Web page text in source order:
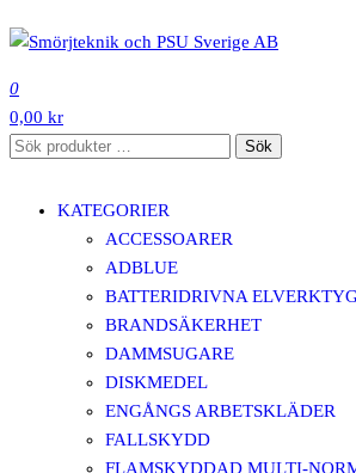
till
innehåll
0
0,00 kr
Sök
Sök
KATEGORIER
ACCESSOARER
ADBLUE
BATTERIDRIVNA
BRANDSÄKERHET
DAMMSUGARE
DISKMEDEL
ENGÅNGS ARBETSKLÄDER
FALLSKYDD
FLAMSKYDDAD MULTI-